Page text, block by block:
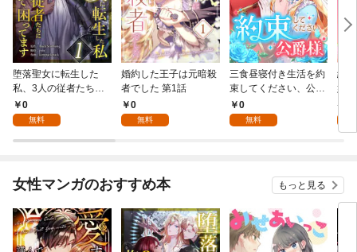
堕落聖女に転生した
私、3人の従者たちに
抱かれて困ってます 第
1話
0
無料
婚約した王子は元暗殺
者でした 第1話
0
無料
三食昼寝付き生活を約
束してください、公爵
様 1話
0
無料
絶
嬢
行
女性マンガのおすすめ本 もっと見る